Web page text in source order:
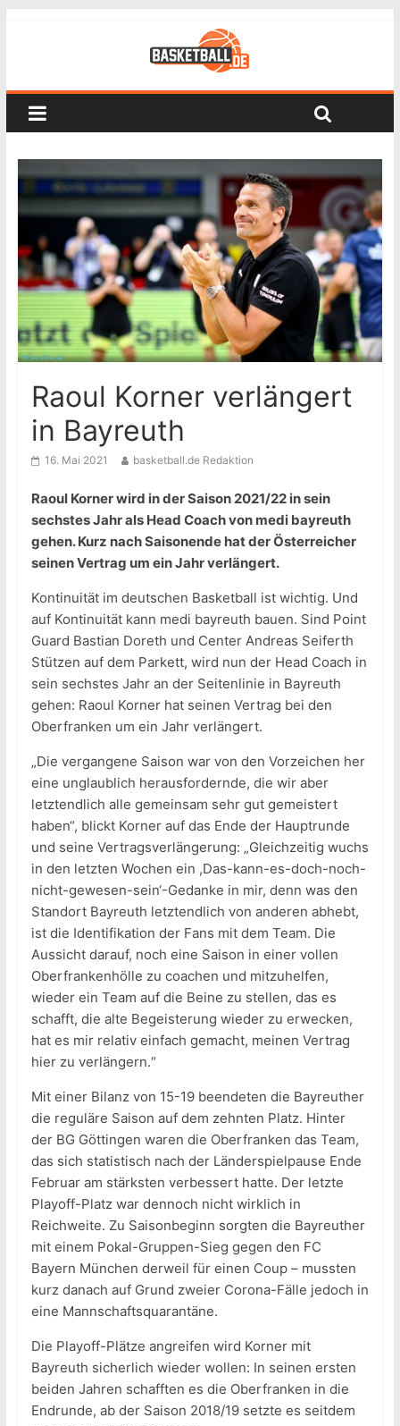
Raoul Korner verlängert
in Bayreuth
16. Mai 2021 basketball.de Redaktion
Raoul Korner wird in der Saison 2021/22 in sein
sechstes Jahr als Head Coach von medi bayreuth
gehen. Kurz nach Saisonende hat der Österreicher
seinen Vertrag um ein Jahr verlängert.
Kontinuität im deutschen Basketball ist wichtig. Und
auf Kontinuität kann medi bayreuth bauen. Sind Point
Guard Bastian Doreth und Center Andreas Seiferth
Stützen auf dem Parkett, wird nun der Head Coach in
sein sechstes Jahr an der Seitenlinie in Bayreuth
gehen: Raoul Korner hat seinen Vertrag bei den
Oberfranken um ein Jahr verlängert.
„Die vergangene Saison war von den Vorzeichen her
eine unglaublich herausfordernde, die wir aber
letztendlich alle gemeinsam sehr gut gemeistert
haben“, blickt Korner auf das Ende der Hauptrunde
und seine Vertragsverlängerung: „Gleichzeitig wuchs
in den letzten Wochen ein ,Das-kann-es-doch-noch-
nicht-gewesen-sein‘-Gedanke in mir, denn was den
Standort Bayreuth letztendlich von anderen abhebt,
ist die Identifikation der Fans mit dem Team. Die
Aussicht darauf, noch eine Saison in einer vollen
Oberfrankenhölle zu coachen und mitzuhelfen,
wieder ein Team auf die Beine zu stellen, das es
schafft, die alte Begeisterung wieder zu erwecken,
hat es mir relativ einfach gemacht, meinen Vertrag
hier zu verlängern.“
Mit einer Bilanz von 15-19 beendeten die Bayreuther
die reguläre Saison auf dem zehnten Platz. Hinter
der BG Göttingen waren die Oberfranken das Team,
das sich statistisch nach der Länderspielpause Ende
Februar am stärksten verbessert hatte. Der letzte
Playoff-Platz war dennoch nicht wirklich in
Reichweite. Zu Saisonbeginn sorgten die Bayreuther
mit einem Pokal-Gruppen-Sieg gegen den FC
Bayern München derweil für einen Coup – mussten
kurz danach auf Grund zweier Corona-Fälle jedoch in
eine Mannschaftsquarantäne.
Die Playoff-Plätze angreifen wird Korner mit
Bayreuth sicherlich wieder wollen: In seinen ersten
beiden Jahren schafften es die Oberfranken in die
Endrunde, ab der Saison 2018/19 setzte es seitdem